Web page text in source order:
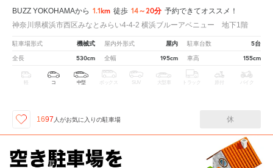
BUZZ YOKOHAMAから 1.1km 徒歩 14～20分 予約できてオススメ！
神奈川県横浜市西区みなとみらい4-4-2 横浜ブルーアベニュー 地下1階
駐車場形式 機械式 屋内外形式 屋内 駐車台数 5台
全長 530cm 全幅 195cm 車高 155cm
軽 コ 中型 ボックス SUV 大型車 トラック 原付 バイク
1697 人がお気に入りの駐車場 休